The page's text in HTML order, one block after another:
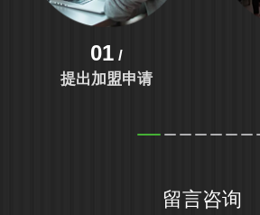
01 /
提出加盟申请
留言咨询